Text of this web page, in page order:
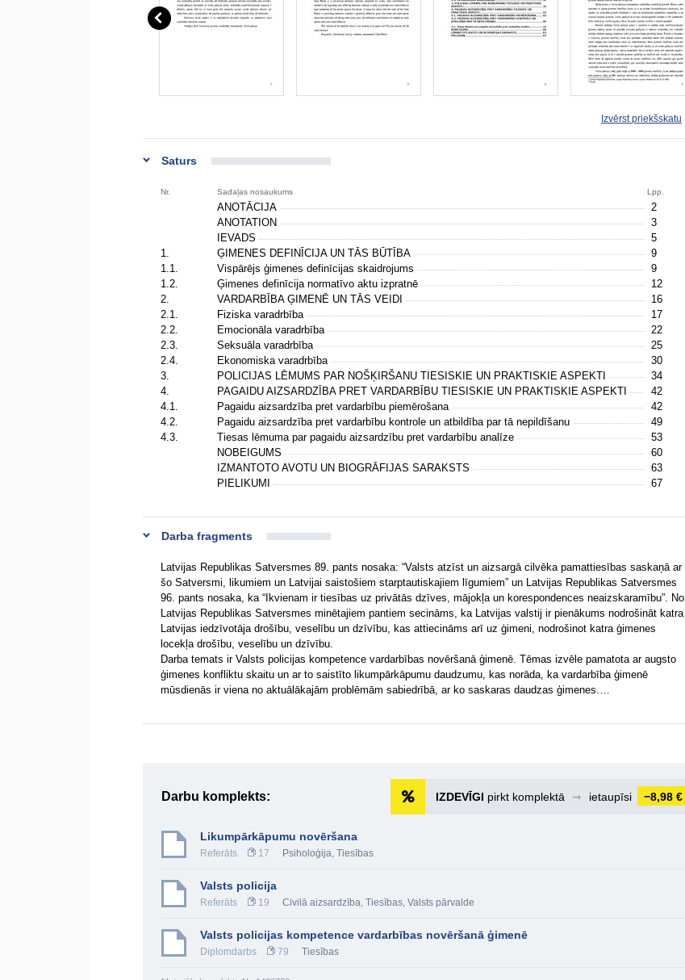
Izvērst priekšskatu
Saturs
Nr. Sadaļas nosaukums Lpp.
ANOTĀCIJA
2
ANOTATION
3
IEVADS
5
1.
ĢIMENES DEFINĪCIJA UN TĀS BŪTĪBA
9
1.1.
Vispārējs ģimenes definīcijas skaidrojums
9
1.2.
Ģimenes definīcija normatīvo aktu izpratnē
12
2.
VARDARBĪBA ĢIMENĒ UN TĀS VEIDI
16
2.1.
Fiziska varadrbība
17
2.2.
Emocionāla varadrbība
22
2.3.
Seksuāla varadrbība
25
2.4.
Ekonomiska varadrbība
30
3.
POLICIJAS LĒMUMS PAR NOŠĶIRŠANU TIESISKIE UN PRAKTISKIE ASPEKTI
34
4.
PAGAIDU AIZSARDZĪBA PRET VARDARBĪBU TIESISKIE UN PRAKTISKIE ASPEKTI
42
4.1.
Pagaidu aizsardzība pret vardarbību piemērošana
42
4.2.
Pagaidu aizsardzība pret vardarbību kontrole un atbildība par tā nepildīšanu
49
4.3.
Tiesas lēmuma par pagaidu aizsardzību pret vardarbību analīze
53
NOBEIGUMS
60
IZMANTOTO AVOTU UN BIOGRĀFIJAS SARAKSTS
63
PIELIKUMI
67
Darba fragments
Latvijas Republikas Satversmes 89. pants nosaka: “Valsts atzīst un aizsargā cilvēka pamattiesības saskaņā ar
šo Satversmi, likumiem un Latvijai saistošiem starptautiskajiem līgumiem” un Latvijas Republikas Satversmes
96. pants nosaka, ka “Ikvienam ir tiesības uz privātās dzīves, mājokļa un korespondences neaizskaramību”. No
Latvijas Republikas Satversmes minētajiem pantiem secināms, ka Latvijas valstij ir pienākums nodrošināt katra
Latvijas iedzīvotāja drošību, veselību un dzīvību, kas attiecināms arī uz ģimeni, nodrošinot katra ģimenes
locekļa drošību, veselību un dzīvību.
Darba temats ir Valsts policijas kompetence vardarbības novēršanā ģimenē. Tēmas izvēle pamatota ar augsto
ģimenes konfliktu skaitu un ar to saistīto likumpārkāpumu daudzumu, kas norāda, ka vardarbība ģimenē
mūsdienās ir viena no aktuālākajām problēmām sabiedrībā, ar ko saskaras daudzas ģimenes.…
Darbu komplekts: IZDEVĪGI pirkt komplektā ➞ ietaupīsi −8,98 €
Likumpārkāpumu novēršana
Referāts 17 Psiholoģija, Tiesības
Valsts policija
Referāts 19 Civilā aizsardzība, Tiesības, Valsts pārvalde
Valsts policijas kompetence vardarbības novēršanā ģimenē
Diplomdarbs 79 Tiesības